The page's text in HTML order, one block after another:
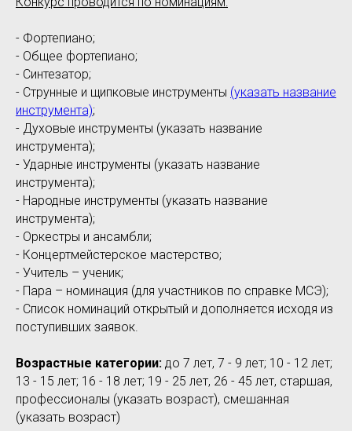
- Фортепиано;
- Общее фортепиано;
- Синтезатор;
- Струнные и щипковые инструменты (указать название
инструмента);
- Духовые инструменты (указать название
инструмента);
- Ударные инструменты (указать название
инструмента);
- Народные инструменты (указать название
инструмента);
- Оркестры и ансамбли;
- Концертмейстерское мастерство;
- Учитель – ученик;
- Пара – номинация (для участников по справке МСЭ);
- Список номинаций открытый и дополняется исходя из
поступивших заявок.
Возрастные категории: до 7 лет, 7 - 9 лет; 10 - 12 лет;
13 - 15 лет; 16 - 18 лет; 19 - 25 лет, 26 - 45 лет, старшая,
профессионалы (указать возраст), смешанная
(указать возраст)